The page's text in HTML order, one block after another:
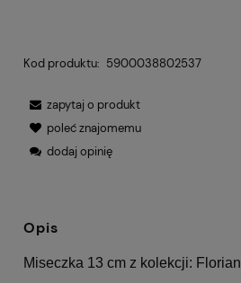
Kod produktu: 5900038802537
zapytaj o produkt
poleć znajomemu
dodaj opinię
Opis
Miseczka 13 cm z kolekcji: Florian